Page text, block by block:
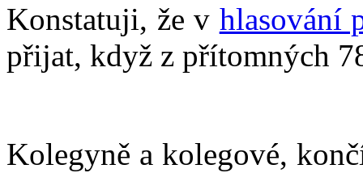
Konstatuji, že v hlasování
přijat, když z přítomných
Kolegyně a kolegové,